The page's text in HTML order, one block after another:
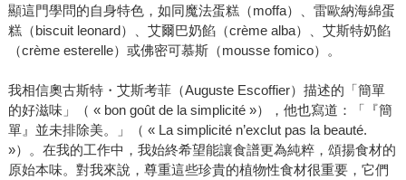
顯這門學問的自身特色，如同魔法蛋糕（moffa）、雷歐納海綿蛋
糕（biscuit leonard）、艾爾巴奶餡（crème alba）、艾斯特奶餡
（crème esterelle）或佛密可慕斯（mousse fomico）。
我相信奧古斯特・艾斯考菲（Auguste Escoffier）描述的「簡單
的好滋味」（ « bon goût de la simplicité »），他也寫道：「『簡
單』並未排除美。」（ « La simplicité n’exclut pas la beauté.
»）。在我的工作中，我始終希望能讓食譜更為純粹，頌揚食材的
原始本味。對我來說，尊重這些珍貴的植物性食材很重要，它們